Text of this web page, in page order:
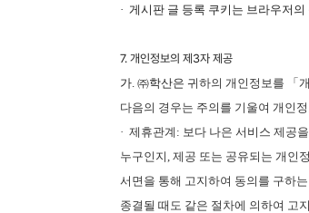
· 게시판 글 등록 쿠키는 브라우저
7. 개인정보의 제3자 제공
가. ㈜학산은 귀하의 개인정보를 「
다음의 경우는 주의를 기울여 개인
· 제휴관계 : 보다 나은 서비스 제공
누구인지, 제공 또는 공유되는 개인
서면을 통해 고지하여 동의를 구하
종결될 때도 같은 절차에 의하여 고